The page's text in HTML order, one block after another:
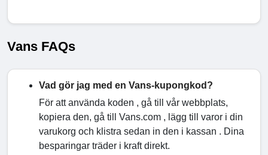
Vans FAQs
Vad gör jag med en Vans-kupongkod?
För att använda koden , gå till vår webbplats,
kopiera den, gå till Vans.com , lägg till varor i din
varukorg och klistra sedan in den i kassan . Dina
besparingar träder i kraft direkt.